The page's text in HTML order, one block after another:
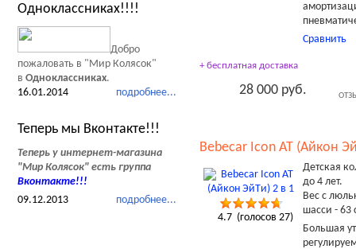
Сравнить
+ бесплатная доставка
28 000 руб.
Bebecar Icon AT (Айкон
4.7(голосов 27)
Детская
до 4 лет.
Вес с
шасси - 63
Большая
Одноклассниках!!!!
Добро
пожаловать в "Мир Колясок"
в Одноклассниках.
подробнее...
16.01.2014
Теперь мы Вконтакте!!!
Теперь у интернет-магазина
"Мир Колясок" есть группа
Вконтакте!!!
подробнее...
09.12.2013